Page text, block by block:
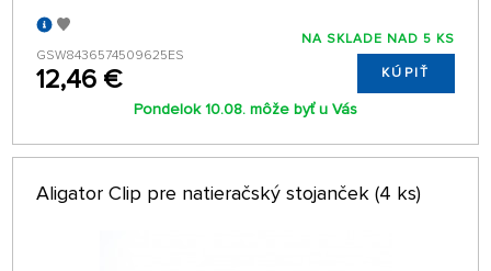
GSW8436574509625ES
12,46 €
NA SKLADE NAD 5 KS
KÚPIŤ
Pondelok 10.08. môže byť u Vás
Aligator Clip pre natieračský stojanček (4 ks)